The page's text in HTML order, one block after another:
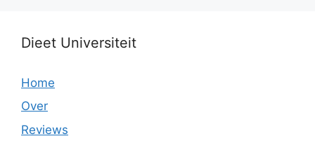
Dieet Universiteit
Home
Over
Reviews